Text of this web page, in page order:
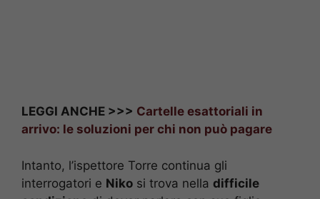
LEGGI ANCHE >>> Cartelle esattoriali in
arrivo: le soluzioni per chi non può pagare
Intanto, l’ispettore Torre continua gli
interrogatori e Niko si trova nella difficile